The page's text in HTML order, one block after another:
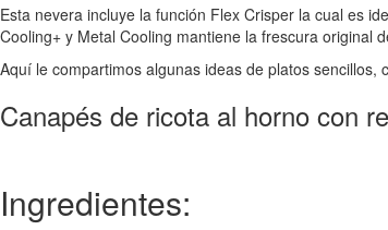
Esta nevera incluye la función Flex Crisper la cual es
Cooling+ y Metal Cooling mantiene la frescura original
Aquí le compartimos algunas ideas de platos
Canapés de ricota al horno con
Ingredientes: